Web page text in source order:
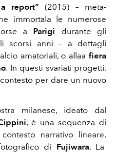
report” (2015) – meta-
immortala le numerose
a Parigi durante gli
scorsi anni – a dettagli
amatoriali, o allaa fiera
. In questi svariati progetti,
per dare un nuovo
milanese, ideato dal
, è una sequenza di
narrativo lineare,
di Fujiwara. La